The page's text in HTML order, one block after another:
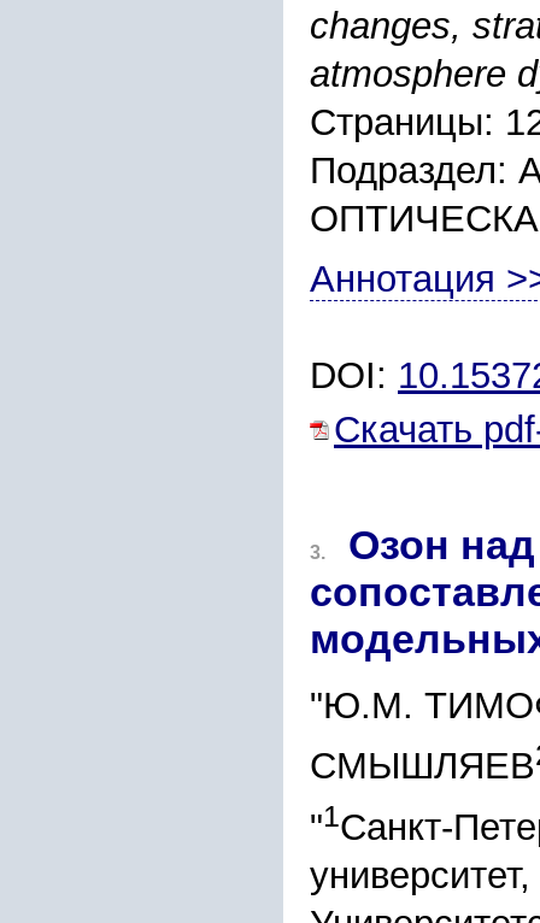
changes,
atmosphere
Страницы:
Аннотация
DOI:
Скачать
3.
Озон
"Ю.М.
СМЫШЛЯЕВ
"1Санкт-